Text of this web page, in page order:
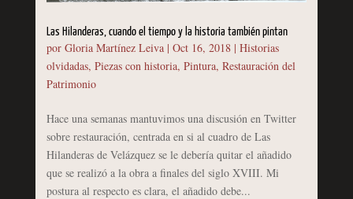
Las Hilanderas, cuando el tiempo y la historia también pintan
por Gloria Martínez Leiva| Oct 16, 2018| Historias
olvidadas, Piezas con historia, Pintura, Restauración del
Patrimonio
Hace una semanas mantuvimos una discusión en Twitter
sobre restauración, centrada en si al cuadro de Las
Hilanderas de Velázquez se le debería quitar el añadido
que se realizó a la obra a finales del siglo XVIII. Mi
postura al respecto es clara, el añadido debe...